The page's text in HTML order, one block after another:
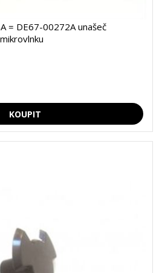
= DE67-00272A unašeč